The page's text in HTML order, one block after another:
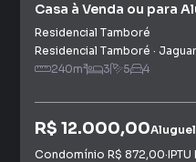
Casa à Venda ou para
Tamboré
Residencial Tamboré
Residencial Tamboré ·
240m² 3 5 4
R$ 12.000,00Aluguel
Condomínio R$ 872,00·IPTU